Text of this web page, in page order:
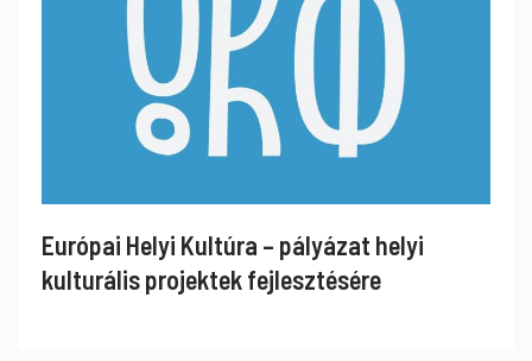
Európai Helyi Kultúra – pályázat helyi
kulturális projektek fejlesztésére